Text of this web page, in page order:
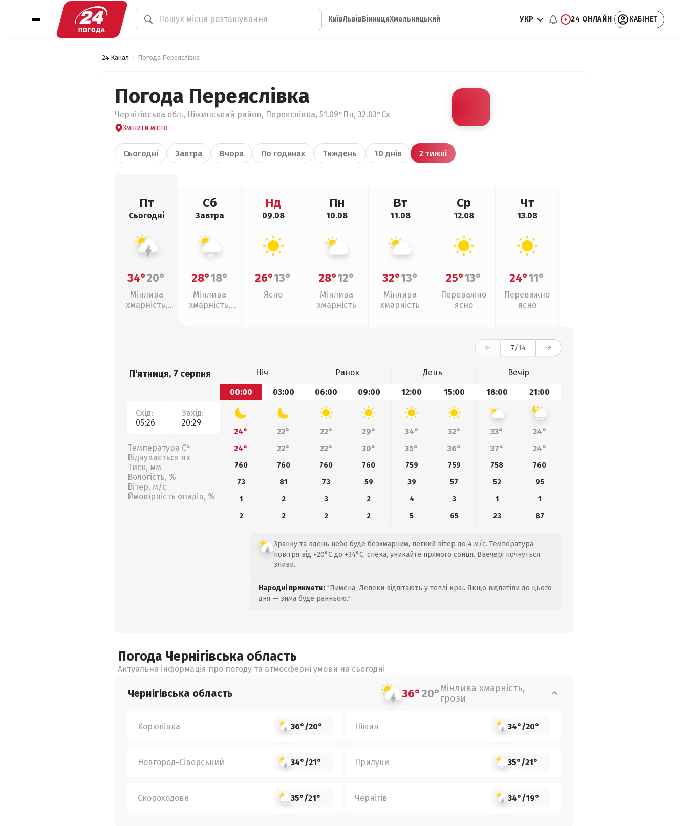
КиївЛьвівВінницяХмельницький УКР 24 ОНЛАЙН КАБІНЕТ
24 Канал Погода Переяслівка
Погода Переяслівка
Чернігівська обл., Ніжинський район, Переяслівка, 51.09°Пн, 32.03°Сх
Змінити місто
Сьогодні Завтра Вчора По годинах Тиждень 10 днів 2 тижні
Пт
Сьогодні
34°20°
Мінлива
хмарність,
Сб
Завтра
28°18°
Мінлива
хмарність,
Нд
09.08
26°13°
Ясно
Пн
10.08
28°12°
Мінлива
хмарність
Вт
11.08
32°13°
Мінлива
хмарність
Ср
12.08
25°13°
Переважно
ясно
Чт
13.08
24°11°
Переважно
ясно
7/14
П'ятниця, 7 серпня
Схід:
05:26
Захід:
20:29
Температура С°
Відчувається як
Тиск, мм
Вологість, %
Вітер, м/с
Ймовірність опадів, %
Ніч Ранок День
Вечір
00:00
03:00 06:00 09:00 12:00 15:00 18:00 21:00
24° 22° 22° 29° 34° 32° 33°
24°
24°
22° 22° 30° 35° 36° 37° 24°
760 760 760 760 759 759 758
760
73
81 73 59 39 57 52
95
1
2 3 2 4 3 1
1
2
2 2 2 5 65 23 87
Зранку та вдень небо буде безхмарним, легкий вітер до 4 м/с. Температура
повітря від +20°C до +34°C, спека, уникайте прямого сонця. Ввечері почнуться
зливи.
Народні прикмети: "Пимена. Лелеки відлітають у теплі краї. Якщо відлетіли до цього
дня — зима буде ранньою."
Погода Чернігівська область
Актуальна інформація про погоду та атмосферні умови на сьогодні
Чернігівська область 36°20°Мінлива хмарність,
грози
Корюківка 36°/20° Ніжин 34°/20°
Новгород-Сіверський 34°/21° Прилуки 35°/21°
Скороходове 35°/21° Чернігів 34°/19°